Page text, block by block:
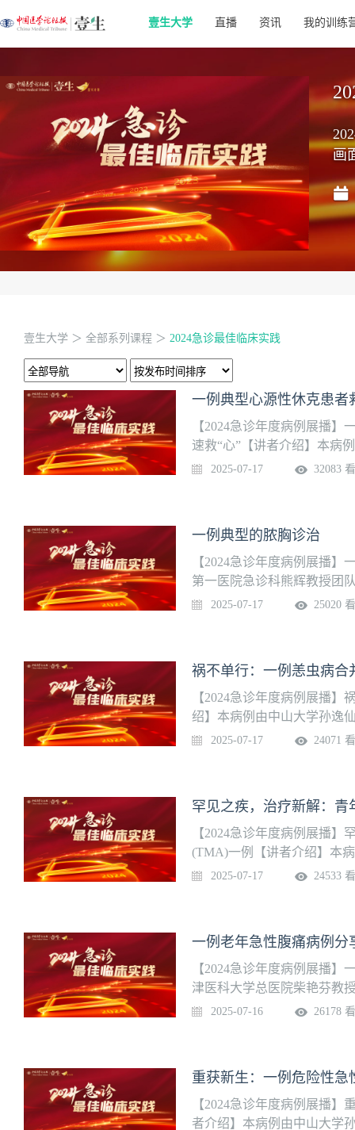
壹生大学 直播 资讯 我的训练
画
壹生大学 ＞ 全部系列课程 ＞ 2024急诊最佳临床实践
一例典型心源性休克患者
【2024急诊年度病例展播】
速救“心”【讲者介绍】本病
汇报：宏欣 主治医师 专家
2025-07-17 32083
一例典型的脓胸诊治
【2024急诊年度病例展播
第一医院急诊科熊辉教授团
主任医师
2025-07-17 25020
祸不单行：一例恙虫病合
【2024急诊年度病例展播
绍】本病例由中山大学孙逸
住院医师 专家点评：杨正飞
2025-07-17 24071
罕见之疾，治疗新解：
【2024急诊年度病例展播
(TMA)一例【讲者介绍】本
病例汇报：曹灵杰 住院医师
2025-07-17 24533
一例老年急性腹痛病例分
【2024急诊年度病例展播
津医科大学总医院柴艳芬教
燕 副主任医师
2025-07-16 26178
重获新生：一例危险性急
【2024急诊年度病例展播
者介绍】本病例由中山大学